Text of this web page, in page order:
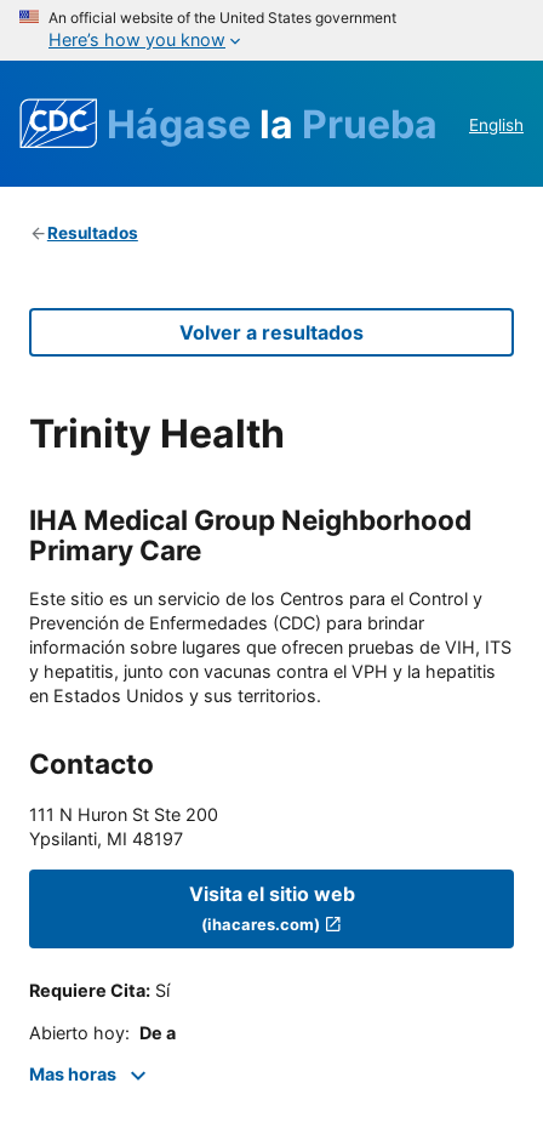
An official website of the United States government
Here’s how you know
Hágase la Prueba English
Resultados
Volver a resultados
Trinity Health
IHA Medical Group Neighborhood
Primary Care
Este sitio es un servicio de los Centros para el Control y
Prevención de Enfermedades (CDC) para brindar
información sobre lugares que ofrecen pruebas de VIH, ITS
y hepatitis, junto con vacunas contra el VPH y la hepatitis
en Estados Unidos y sus territorios.
Contacto
111 N Huron St Ste 200
Ypsilanti, MI 48197
Visita el sitio web
(ihacares.com)
Requiere Cita: Sí
Abierto hoy: De a
Mas horas